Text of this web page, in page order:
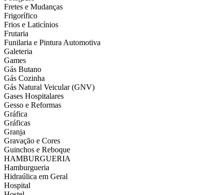
Fretes e Mudanças
Frigorífico
Frios e Laticínios
Frutaria
Funilaria e Pintura Automotiva
Galeteria
Games
Gás Butano
Gás Cozinha
Gás Natural Veicular (GNV)
Gases Hospitalares
Gesso e Reformas
Gráfica
Gráficas
Granja
Gravação e Cores
Guinchos e Reboque
HAMBURGUERIA
Hamburgueria
Hidraúlica em Geral
Hospital